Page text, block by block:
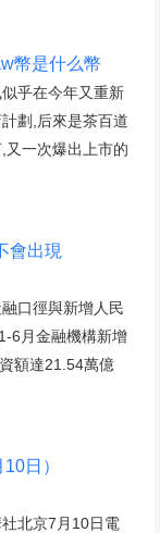
幣是什么幣
乎在今年又重新
劃,后來是茶百道
又一次爆出上市的
會出現
口徑與新增人民
6月金融機構新增
額達21.54萬億
日）
北京7月10日電